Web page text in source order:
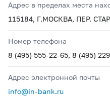
Адрес в пределах места
115184, Г.МОСКВА, ПЕР.
Номер телефона
8 (495) 555-22-65, 8 (495)
Адрес электронной почты
info@in-bank.ru